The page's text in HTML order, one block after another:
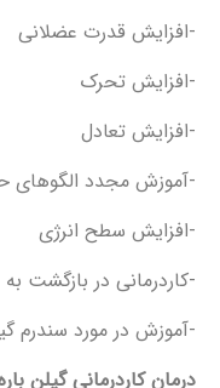
-افزایش قدرت عضلانی
-افزایش تحرک
-افزایش تعادل
-آموزش مجدد الگوهای
-افزایش سطح انرژی
-کاردرمانی در بازگشت
-آموزش در مورد سندرم
درمان کاردرمانی گیلن